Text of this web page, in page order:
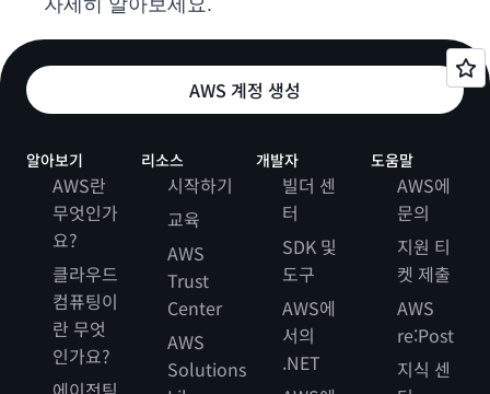
자세히 알아보세요.
AWS 계정 생성
알아보기
AWS란
무엇인가
요?
클라우드
컴퓨팅이
란 무엇
인가요?
리소스
시작하기
교육
AWS
Trust
Center
AWS
Solutions
개발자
빌더 센
터
SDK 및
도구
AWS에
서의
.NET
도움말
AWS에
문의
지원 티
켓 제출
AWS
re:Post
지식 센